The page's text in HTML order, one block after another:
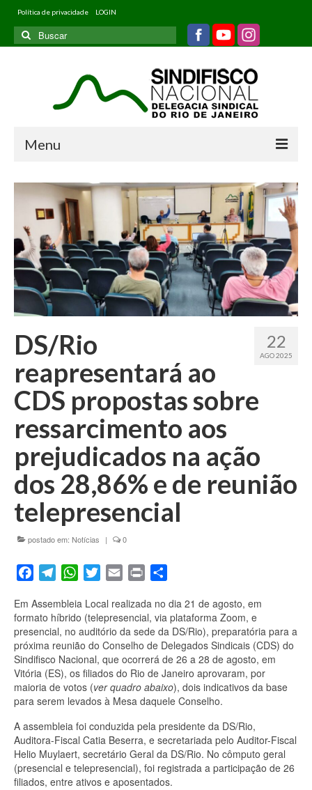
Política de privacidade LOGIN
Buscar
por:
Menu
Home
Quem somos
Filiados
Informativos
Jurídico
22
AGO 2025
DS/Rio
reapresentará ao
CDS propostas sobre
ressarcimento aos
prejudicados na ação
dos 28,86% e de reunião
telepresencial
postado em: Notícias | 0
FacebookTelegramWhatsAppTwitterEmail Print
Em Assembleia Local realizada no dia 21 de agosto, em
formato híbrido (telepresencial, via plataforma Zoom, e
presencial, no auditório da sede da DS/Rio), preparatória para a
próxima reunião do Conselho de Delegados Sindicais (CDS) do
Sindifisco Nacional, que ocorrerá de 26 a 28 de agosto, em
Vitória (ES), os filiados do Rio de Janeiro aprovaram, por
maioria de votos (ver quadro abaixo), dois indicativos da base
para serem levados à Mesa daquele Conselho.
A assembleia foi conduzida pela presidente da DS/Rio,
Auditora-Fiscal Catia Beserra, e secretariada pelo Auditor-Fiscal
Helio Muylaert, secretário Geral da DS/Rio. No cômputo geral
(presencial e telepresencial), foi registrada a participação de 26
filiados, entre ativos e aposentados.